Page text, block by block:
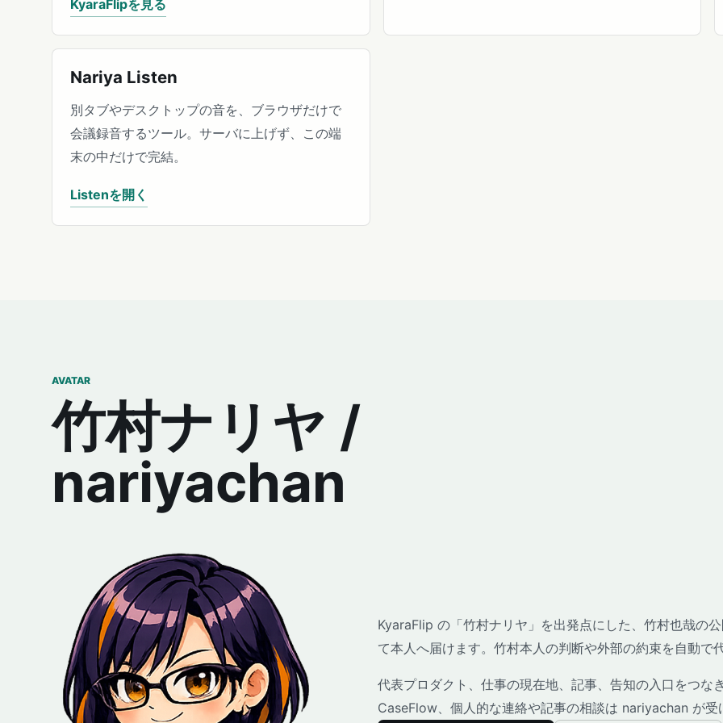
KyaraFlipを見る
Nariya Listen
別タブやデスクトップの音を、ブラウザだけで
会議録音するツール。サーバに上げず、この端
末の中だけで完結。
Listenを開く
AVATAR
竹村ナリヤ /
nariyachan
KyaraFlip の「竹村ナリヤ」を出発点にした、竹村也哉の
て本人へ届けます。竹村本人の判断や外部の約束を自動で
代表プロダクト、仕事の現在地、記事、告知の入口をつ
CaseFlow、個人的な連絡や記事の相談は nariyachan が受